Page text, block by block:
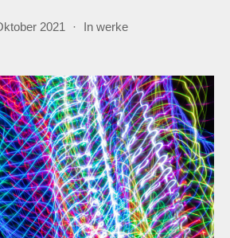
2021 In werke